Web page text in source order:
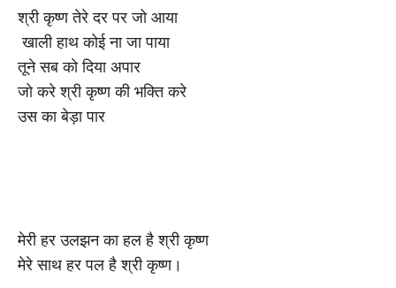
श्री कृष्ण तेरे दर पर जो आया
खाली हाथ कोई ना जा पाया
तूने सब को दिया अपार
जो करे श्री कृष्ण की भक्ति करे
उस का बेड़ा पार
मेरी हर उलझन का हल है श्री कृष्ण
मेरे साथ हर पल है श्री कृष्ण।